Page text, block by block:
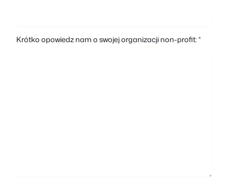
Krótko opowiedz nam o swojej organizacji non-profit: *